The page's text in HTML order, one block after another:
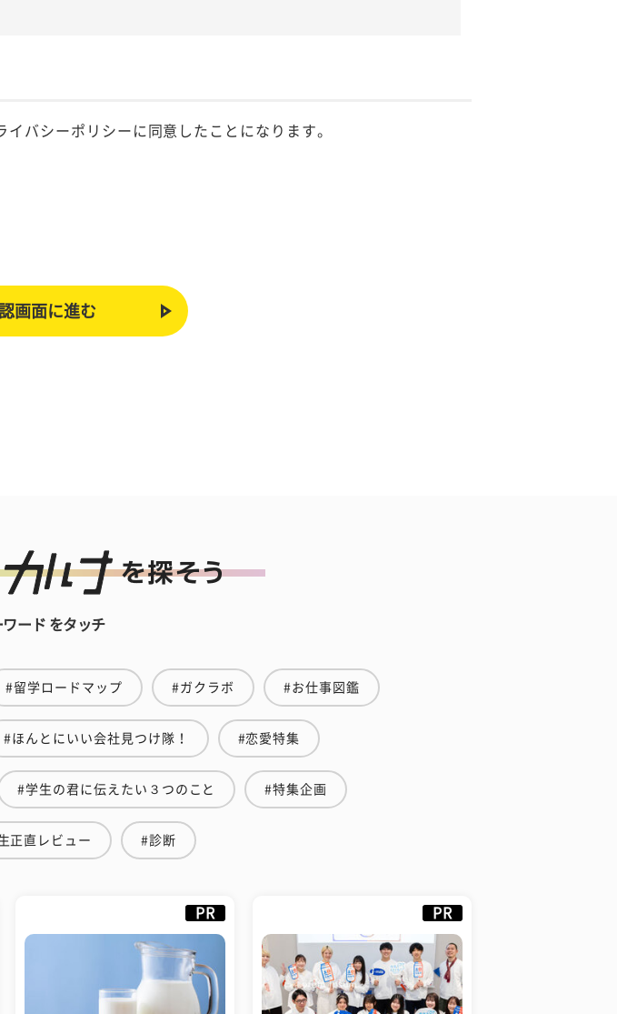
バシーポリシーに同意したことになります。
ード をタッチ
#留学ロードマップ #ガクラボ #お仕事図鑑
#ほんとにいい会社見つけ隊！ #恋愛特集
#学生の君に伝えたい３つのこと #特集企画
正直レビュー #診断
PR PR